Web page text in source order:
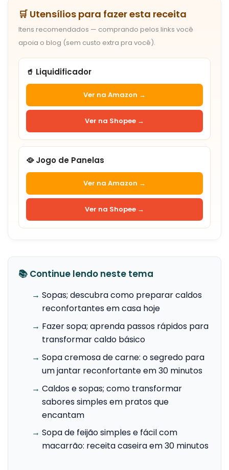
🛒 Utensílios para fazer esta receita
Itens recomendados — comprando pelos links você
apoia o blog (sem custo extra pra você).
🥤 Liquidificador
Ver na Amazon →
Ver na Shopee →
🥘 Jogo de Panelas
Ver na Amazon →
Ver na Shopee →
📚 Continue lendo neste tema
→ Sopas; descubra como preparar caldos
reconfortantes em casa hoje
→ Fazer sopa; aprenda passos rápidos para
transformar caldo básico
→ Sopa cremosa de carne: o segredo para
um jantar reconfortante em 30 minutos
→ Caldos e sopas; como transformar
sabores simples em pratos que
encantam
→ Sopa de feijão simples e fácil com
macarrão: receita caseira em 30 minutos